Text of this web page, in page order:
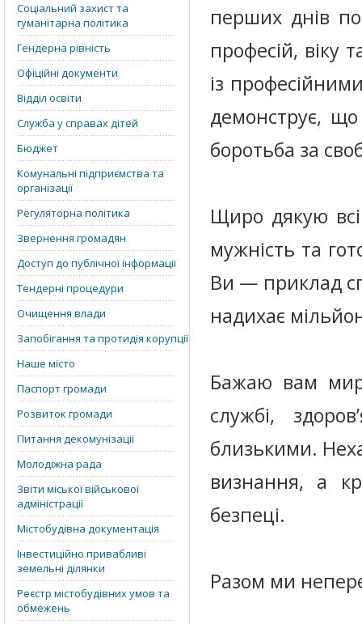
Соціальний захист та
гуманітарна політика
Гендерна рівність
Офіційні документи
Відділ освіти
Служба у справах дітей
Бюджет
Комунальні підприємства та
організації
Регуляторна політика
Звернення громадян
Доступ до публічної інформації
Тендерні процедури
Очищення влади
Запобігання та протидія корупції
Наше місто
Паспорт громади
Розвиток громади
Питання декомунізації
Молодіжна рада
Звіти міської військової
адміністрації
Містобудівна документація
Інвестиційно привабливі
земельні ділянки
Реєстр містобудівних умов та
обмежень
перших днів
професій, віку
із
демонструє,
боротьба за
Щиро дякую
мужність та
Ви — приклад
надихає
Бажаю вам
службі,
близькими.
визнання, а
безпеці.
Разом ми